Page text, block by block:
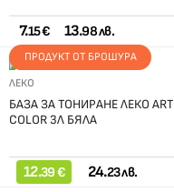
7.15 € 13.98 лв.
ПРОДУКТ ОТ БРОШУРА
ЛЕКО
БАЗА ЗА ТОНИРАНЕ ЛЕКО ART
COLOR 3Л БЯЛА
12.39 € 24.23 лв.